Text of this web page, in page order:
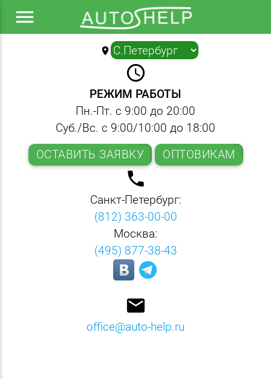
menu
location_on ▼
query_builder
РЕЖИМ РАБОТЫ
Пн.-Пт. с 9:00 до 20:00
Суб./Вс. с 9:00/10:00 до 18:00
ОСТАВИТЬ ЗАЯВКУ
ОПТОВИКАМ
local_phone
Санкт-Петербург:
(812) 363-00-00
Москва:
(495) 877-38-43
email
office@auto-help.ru